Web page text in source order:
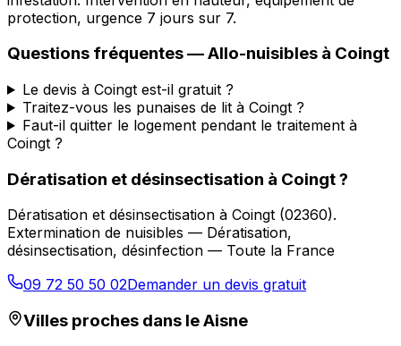
protection, urgence 7 jours sur 7.
Questions fréquentes —Allo-nuisibles à Coingt
Le devis à Coingt est-il gratuit ?
Traitez-vous les punaises de lit à Coingt ?
Faut-il quitter le logement pendant le traitement à
Coingt ?
Dératisation et désinsectisation à Coingt?
Dératisation et désinsectisation à Coingt (02360).
Extermination de nuisibles — Dératisation,
désinsectisation, désinfection — Toute la France
09 72 50 50 02Demander un devis gratuit
Villes proches dans leAisne